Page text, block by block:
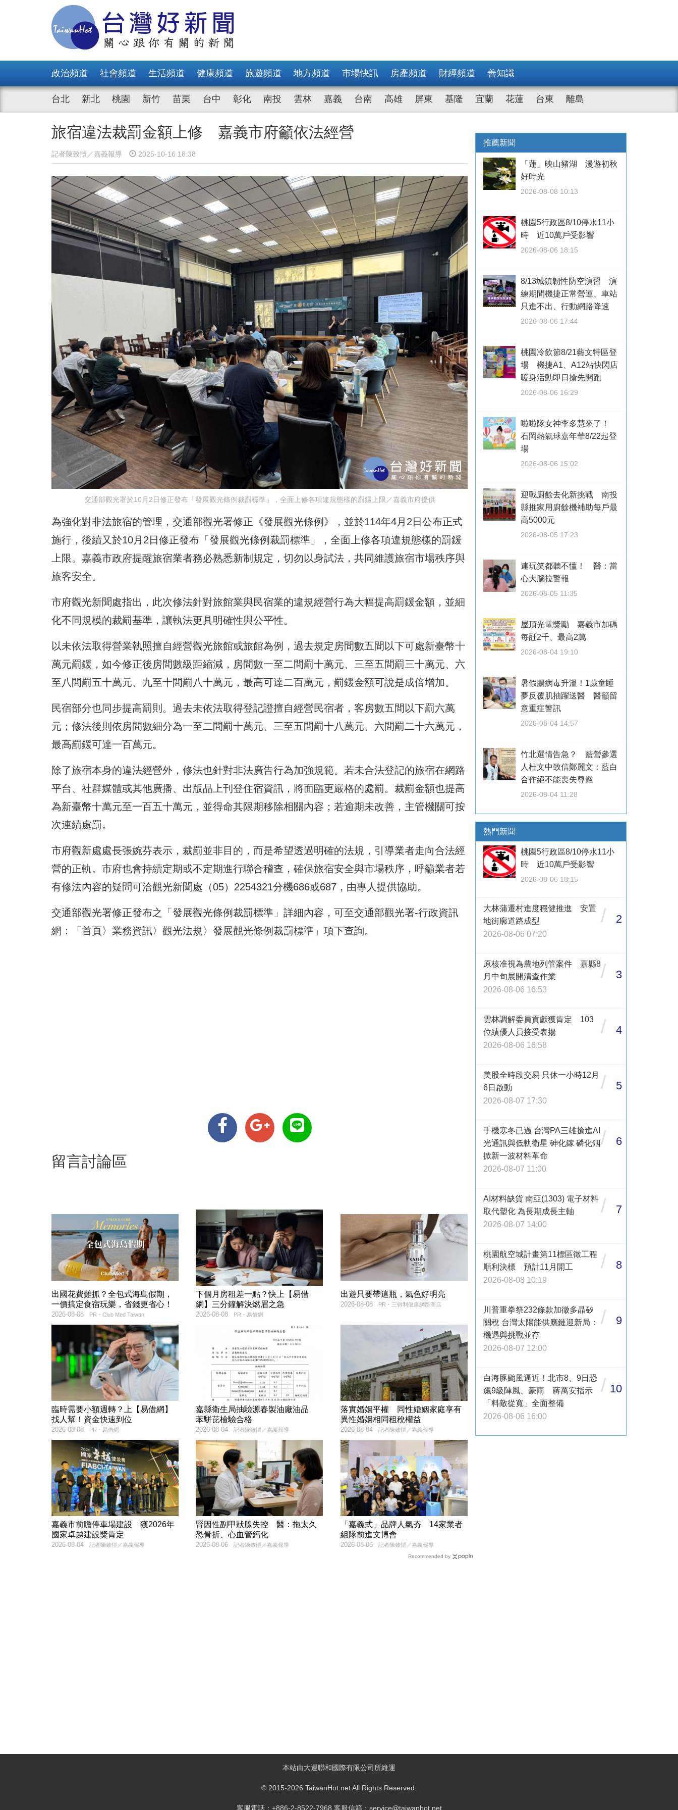
政治頻道 社會頻道 生活頻道 健康頻道 旅遊頻道 地方頻道 市場快訊 房產頻道 財經頻道 善知識
台北 新北 桃園 新竹 苗栗 台中 彰化 南投 雲林 嘉義 台南 高雄 屏東 基隆 宜蘭 花蓮 台東 離島
旅宿違法裁罰金額上修 嘉義市府籲依法經營
記者陳致愷／嘉義報導 2025-10-16 18:38
交通部觀光署於10月2日修正發布「發展觀光條例裁罰標準」，全面上修各項違規態樣的罰鍰上限／嘉義市府提供
為強化對非法旅宿的管理，交通部觀光署修正《發展觀光條例》，並於114年4月2日公布正式
施行，後續又於10月2日修正發布「發展觀光條例裁罰標準」，全面上修各項違規態樣的罰鍰
上限。嘉義市政府提醒旅宿業者務必熟悉新制規定，切勿以身試法，共同維護旅宿市場秩序與
旅客安全。
市府觀光新聞處指出，此次修法針對旅館業與民宿業的違規經營行為大幅提高罰鍰金額，並細
化不同規模的裁罰基準，讓執法更具明確性與公平性。
以未依法取得營業執照擅自經營觀光旅館或旅館為例，過去規定房間數五間以下可處新臺幣十
萬元罰鍰，如今修正後房間數級距縮減，房間數一至二間罰十萬元、三至五間罰三十萬元、六
至八間罰五十萬元、九至十間罰八十萬元，最高可達二百萬元，罰鍰金額可說是成倍增加。
民宿部分也同步提高罰則。過去未依法取得登記證擅自經營民宿者，客房數五間以下罰六萬
元；修法後則依房間數細分為一至二間罰十萬元、三至五間罰十八萬元、六間罰二十六萬元，
最高罰鍰可達一百萬元。
除了旅宿本身的違法經營外，修法也針對非法廣告行為加強規範。若未合法登記的旅宿在網路
平台、社群媒體或其他廣播、出版品上刊登住宿資訊，將面臨更嚴格的處罰。裁罰金額也提高
為新臺幣十萬元至一百五十萬元，並得命其限期移除相關內容；若逾期未改善，主管機關可按
次連續處罰。
市府觀新處處長張婉芬表示，裁罰並非目的，而是希望透過明確的法規，引導業者走向合法經
營的正軌。市府也會持續定期或不定期進行聯合稽查，確保旅宿安全與市場秩序，呼籲業者若
有修法內容的疑問可洽觀光新聞處（05）2254321分機686或687，由專人提供協助。
交通部觀光署修正發布之「發展觀光條例裁罰標準」詳細內容，可至交通部觀光署-行政資訊
網：「首頁〉業務資訊〉觀光法規〉發展觀光條例裁罰標準」項下查詢。
留言討論區
出國花費難抓？全包式海島假期，
一價搞定食宿玩樂，省錢更省心！
PR・Club Med Taiwan
2026-08-08
下個月房租差一點？快上【易借
網】三分鐘解決燃眉之急
PR・易借網
2026-08-08
出遊只要帶這瓶，氣色好明亮
PR・三得利健康網路商店
2026-08-08
臨時需要小額週轉？上【易借網】
找人幫！資金快速到位
PR・易借網
2026-08-08
嘉縣衛生局抽驗源春製油廠油品
苯駢芘檢驗合格
記者陳致愷／嘉義報導
2026-08-04
落實婚姻平權 同性婚姻家庭享有
異性婚姻相同租稅權益
記者陳致愷／嘉義報導
2026-08-04
嘉義市前瞻停車場建設 獲2026年
國家卓越建設獎肯定
記者陳致愷／嘉義報導
2026-08-04
腎因性副甲狀腺失控 醫：拖太久
恐骨折、心血管鈣化
記者陳致愷／嘉義報導
2026-08-06
「嘉義式」品牌人氣夯 14家業者
組隊前進文博會
記者陳致愷／嘉義報導
2026-08-06
Recommended by
推薦新聞
「蓮」映山豬湖 漫遊初秋
好時光
2026-08-08 10:13
桃園5行政區8/10停水11小
時 近10萬戶受影響
2026-08-06 18:15
8/13城鎮韌性防空演習 演
練期間機捷正常營運、車站
只進不出、行動網路降速
2026-08-06 17:44
桃園冷飲節8/21藝文特區登
場 機捷A1、A12站快閃店
暖身活動即日搶先開跑
2026-08-06 16:29
啦啦隊女神李多慧來了！
石岡熱氣球嘉年華8/22起登
場
2026-08-06 15:02
迎戰廚餘去化新挑戰 南投
縣推家用廚餘機補助每戶最
高5000元
2026-08-05 17:23
連玩笑都聽不懂！ 醫：當
心大腦拉警報
2026-08-05 11:35
屋頂光電獎勵 嘉義市加碼
每瓩2千、最高2萬
2026-08-04 19:10
暑假腸病毒升溫！1歲童睡
夢反覆肌抽躍送醫 醫籲留
意重症警訊
2026-08-04 14:57
竹北選情告急？ 藍營參選
人杜文中致信鄭麗文：藍白
合作絕不能喪失尊嚴
2026-08-04 11:28
熱門新聞
桃園5行政區8/10停水11小
時 近10萬戶受影響
2026-08-06 18:15
大林蒲遷村進度穩健推進 安置
地街廓道路成型
2026-08-06 07:20
/ 2
原核准視為農地列管案件 嘉縣8
月中旬展開清查作業
2026-08-06 16:53
/ 3
雲林調解委員貢獻獲肯定 103
位績優人員接受表揚
2026-08-06 16:58
/ 4
美股全時段交易 只休一小時12月
6日啟動
2026-08-07 17:30
/ 5
手機寒冬已過 台灣PA三雄搶進AI
光通訊與低軌衛星 砷化鎵 磷化銦
掀新一波材料革命
2026-08-07 11:00
/ 6
AI材料缺貨 南亞(1303) 電子材料
取代塑化 為長期成長主軸
2026-08-07 14:00
/ 7
桃園航空城計畫第11標區徵工程
順利決標 預計11月開工
2026-08-08 10:19
/ 8
川普重拳祭232條款加徵多晶矽
關稅 台灣太陽能供應鏈迎新局：
機遇與挑戰並存
2026-08-07 12:00
/ 9
白海豚颱風逼近！北市8、9日恐
飆9級陣風、豪雨 蔣萬安指示
「料敵從寬」全面整備
2026-08-06 16:00
/ 10
本站由大運聯和國際有限公司所維運
© 2015-2026 TaiwanHot.net All Rights Reserved.
客服電話：+886-2-8522-7968 客服信箱：service@taiwanhot.net